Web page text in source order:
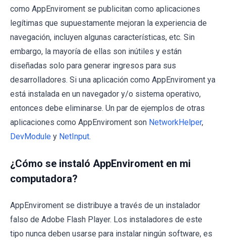
como AppEnviroment se publicitan como aplicaciones
legítimas que supuestamente mejoran la experiencia de
navegación, incluyen algunas características, etc. Sin
embargo, la mayoría de ellas son inútiles y están
diseñadas solo para generar ingresos para sus
desarrolladores. Si una aplicación como AppEnviroment ya
está instalada en un navegador y/o sistema operativo,
entonces debe eliminarse. Un par de ejemplos de otras
aplicaciones como AppEnviroment son NetworkHelper,
DevModule y NetInput.
¿Cómo se instaló AppEnviroment en mi
computadora?
AppEnviroment se distribuye a través de un instalador
falso de Adobe Flash Player. Los instaladores de este
tipo nunca deben usarse para instalar ningún software, es